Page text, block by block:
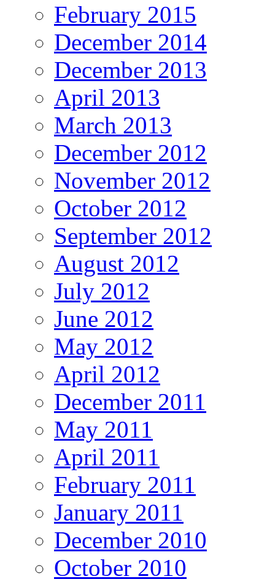
February 2015
December 2014
December 2013
April 2013
March 2013
December 2012
November 2012
October 2012
September 2012
August 2012
July 2012
June 2012
May 2012
April 2012
December 2011
May 2011
April 2011
February 2011
January 2011
December 2010
October 2010